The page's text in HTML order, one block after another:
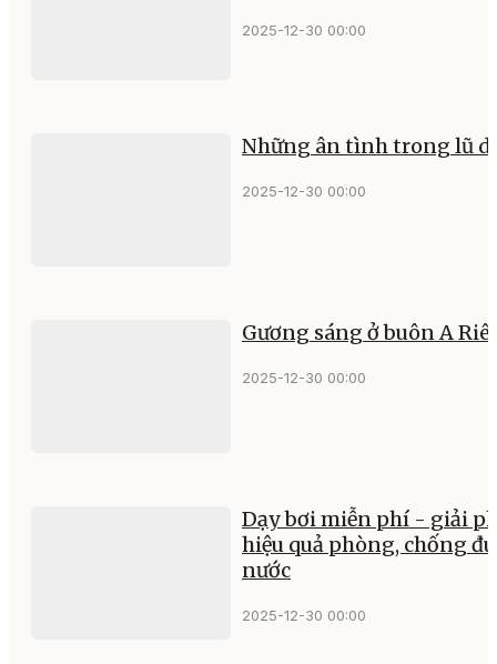
2025-12-30 00:00
Những ân tình trong lũ
2025-12-30 00:00
Gương sáng ở buôn A
2025-12-30 00:00
Dạy bơi miễn phí - giải
hiệu quả phòng, chống
nước
2025-12-30 00:00